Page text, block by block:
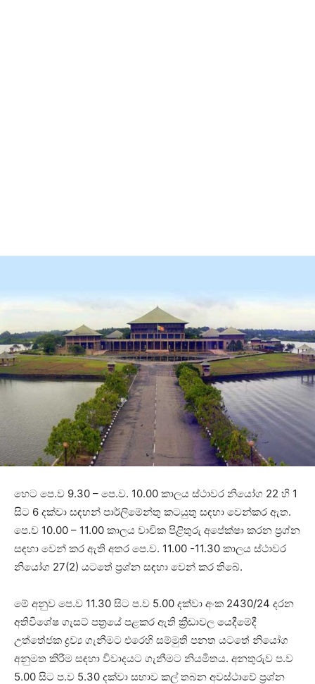
හෙට පෙ.ව 9.30 – පෙ.ව. 10.00 කාලය ස්ථාවර නියෝග 22 හි 1
සිට 6 දක්වා සඳහන් පාර්ලිමේන්තු කටයුතු සඳහා වෙන්කර ඇත.
පෙ.ව 10.00 – 11.00 කාලය වාචික පිළිතුරු අපේක්ෂා කරන ප්‍රශ්න
සඳහා වෙන් කර ඇති අතර පෙ.ව. 11.00 -11.30 කාලය ස්ථාවර
නියෝග 27(2) යටතේ ප්‍රශ්න සඳහා වෙන් කර තිබේ.
මේ අනුව පෙ.ව 11.30 සිට ‍ප.ව 5.00 දක්වා අංක 2430/24 දරන
අතිවිශේෂ ගැසට් පත්‍රයේ පළකර ඇති ක්‍රීඩාවල යෙදීමේදී
උත්තේජක ද්‍රව්‍ය ගැනීමට එරෙහි සම්මුති පනත යටතේ නියෝග
අනුමත කිරීම සඳහා විවාදයට ගැනීමට නියමිතය. අනතුරුව ප.ව
5.00 සිට ප.ව 5.30 දක්වා සභාව කල් තබන අවස්ථාවේ ප්‍රශ්න